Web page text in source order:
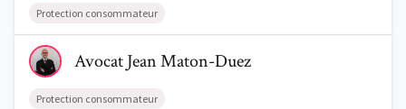
Protection consommateur
Voir le profil de AvocatJean Maton-Duez
AvocatJeanMaton-Duez
Protection consommateur